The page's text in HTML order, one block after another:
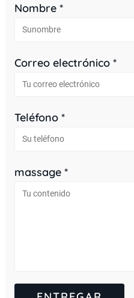
Nombre *
Correo electrónico *
Teléfono *
massage *